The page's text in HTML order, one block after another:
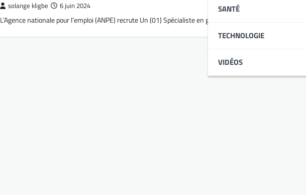
SANTÉ
TECHNOLOGIE
VIDÉOS
solange kligbe 6 juin 2024
L’Agence nationale pour l’emploi (ANPE) recrute Un (01) Spécialiste en gestion des marchés publics (H/F)…